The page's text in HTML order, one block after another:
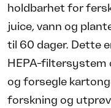
holdbarhet for
juice, vann og
til 60 dager. Dette
HEPA-filtersystem
og forsegle
forskning og